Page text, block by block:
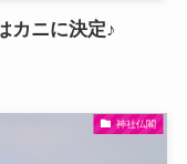
カニに決定♪
神社仏閣